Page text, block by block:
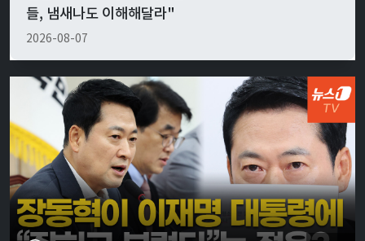
들, 냄새나도 이해해달라"
2026-08-07